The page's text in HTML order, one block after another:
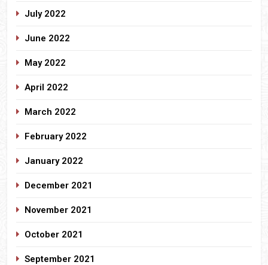
July 2022
June 2022
May 2022
April 2022
March 2022
February 2022
January 2022
December 2021
November 2021
October 2021
September 2021